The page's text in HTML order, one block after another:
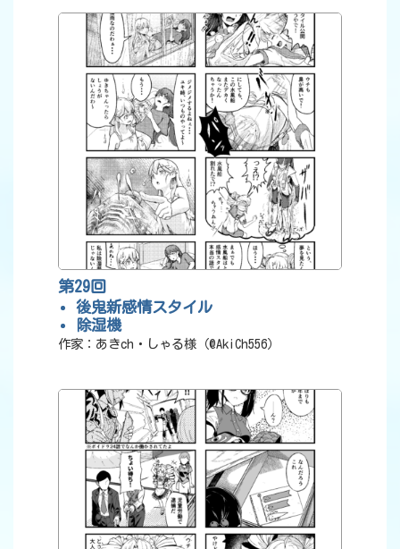
第29回
後鬼新感情スタイル
除湿機
作家：あきch・しゃる様（@AkiCh556）